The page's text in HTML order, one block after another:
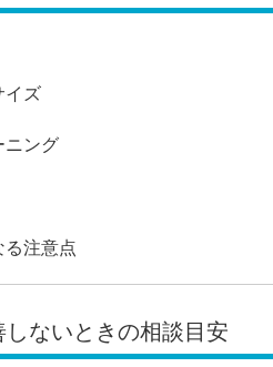
イズ
ニング
る注意点
ないときの相談目安